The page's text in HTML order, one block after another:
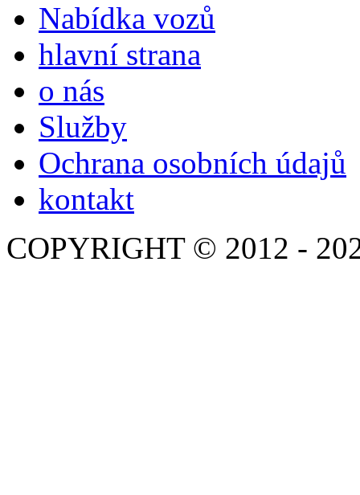
Nabídka vozů
hlavní strana
o nás
Služby
Ochrana osobních údajů
kontakt
COPYRIGHT © 2012 -